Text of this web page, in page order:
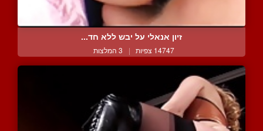
זיון אנאלי על יבש ללא חד...
14747 צפיות | 3 המלצות